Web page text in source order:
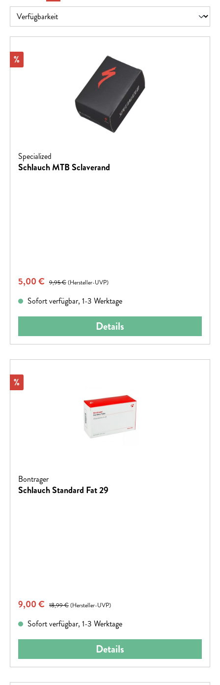
Rabatt
%
Specialized
Schlauch MTB Sclaverand
Verkaufspreis:
5,00 € Regulärer Preis:
9,95 €(Hersteller-UVP)
Sofort verfügbar, 1-3 Werktage
Details
Rabatt
%
Bontrager
Schlauch Standard Fat 29
Verkaufspreis:
9,00 € Regulärer Preis:
18,99 €(Hersteller-UVP)
Sofort verfügbar, 1-3 Werktage
Details